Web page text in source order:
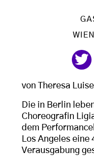
WIEN
von Theresa
Die in Berlin
Choreografin
dem
Los Angeles
Verausgabung